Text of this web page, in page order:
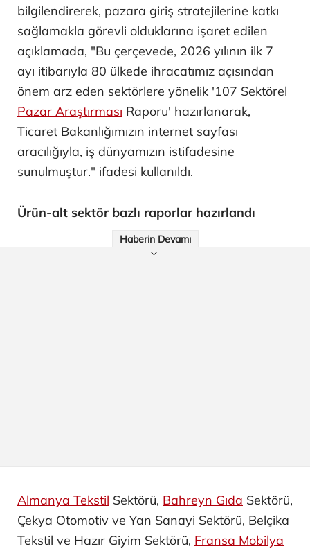
bilgilendirerek, pazara giriş stratejilerine katkı
sağlamakla görevli olduklarına işaret edilen
açıklamada, "Bu çerçevede, 2026 yılının ilk 7
ayı itibarıyla 80 ülkede ihracatımız açısından
önem arz eden sektörlere yönelik '107 Sektörel
Pazar Araştırması Raporu' hazırlanarak,
Ticaret Bakanlığımızın internet sayfası
aracılığıyla, iş dünyamızın istifadesine
sunulmuştur." ifadesi kullanıldı.
Ürün-alt sektör bazlı raporlar hazırlandı
Haberin Devamı
Almanya Tekstil Sektörü, Bahreyn Gıda Sektörü,
Çekya Otomotiv ve Yan Sanayi ​Sektörü, Belçika
Tekstil ve Hazır Giyim Sektörü, Fransa Mobilya